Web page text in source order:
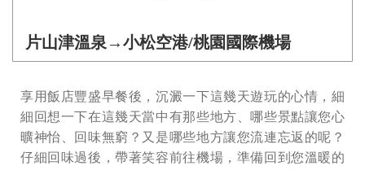
片山津溫泉→小松空港/桃園國際機場
享用飯店豐盛早餐後，沉澱一下這幾天遊玩的心情，細
細回想一下在這幾天當中有那些地方、哪些景點讓您心
曠神怡、回味無窮？又是哪些地方讓您流連忘返的呢？
仔細回味過後，帶著笑容前往機場，準備回到您溫暖的